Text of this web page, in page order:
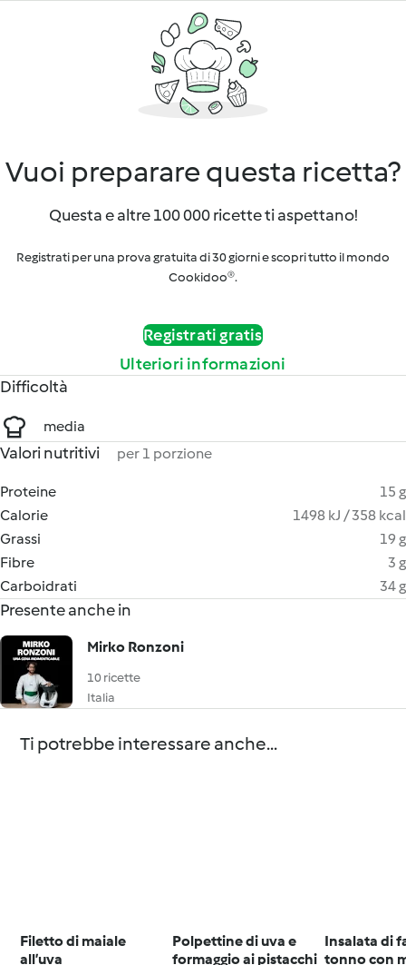
Vuoi preparare questa ricetta?
Questa e altre 100 000 ricette ti aspettano!
Registrati per una prova gratuita di 30 giorni e scopri tutto il mondo
Cookidoo®.
Registrati gratis
Ulteriori informazioni
Difficoltà
media
Valori nutritivi per 1 porzione
Proteine
15 g
Calorie
1498 kJ / 358 kcal
Grassi
19 g
Fibre
3 g
Carboidrati
34 g
Presente anche in
Mirko Ronzoni
10 ricette
Italia
Ti potrebbe interessare anche...
Filetto di maiale
all’uva
Polpettine di uva e
formaggio ai pistacchi
Insalata di
tonno con